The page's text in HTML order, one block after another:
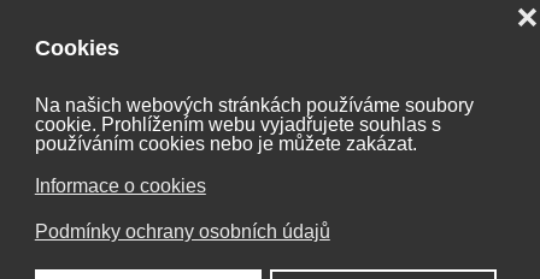
Cookies
Na našich webových stránkách používáme soubory
cookie. Prohlížením webu vyjadřujete souhlas s
používáním cookies nebo je můžete zakázat.
Informace o cookies
Podmínky ochrany osobních údajů
❌
Projekt “Koordinační činnost České vodíkové
je spolufinancován Evropskou unií.